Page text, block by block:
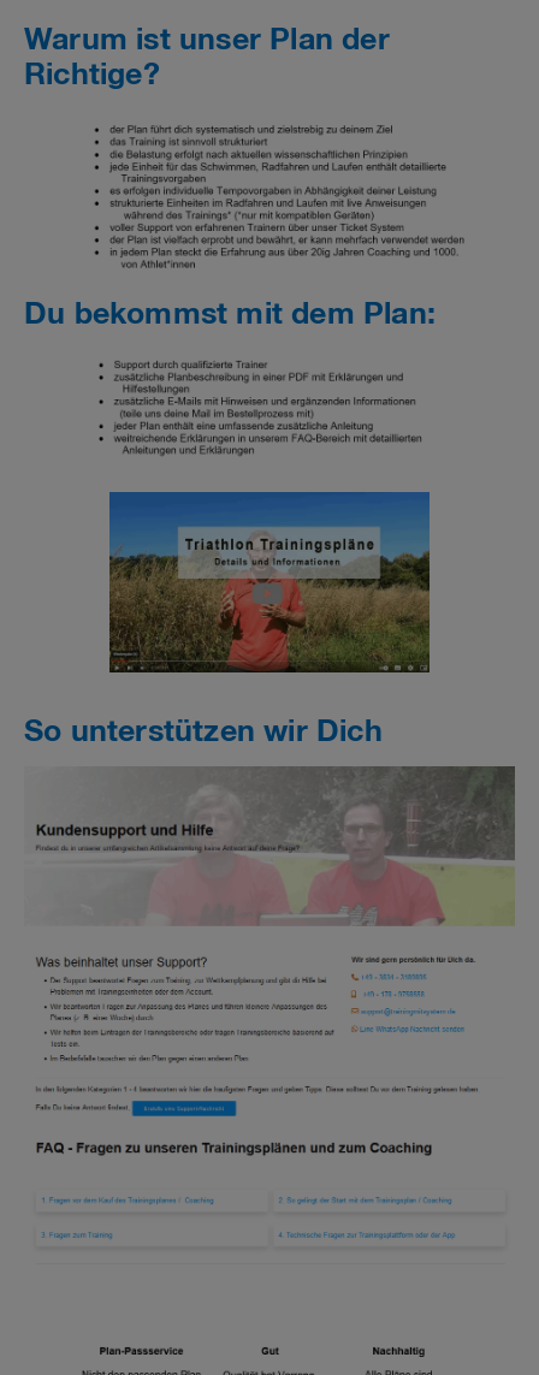
Warum ist unser Plan der
Richtige?
Du bekommst mit dem Plan:
So unterstützen wir Dich